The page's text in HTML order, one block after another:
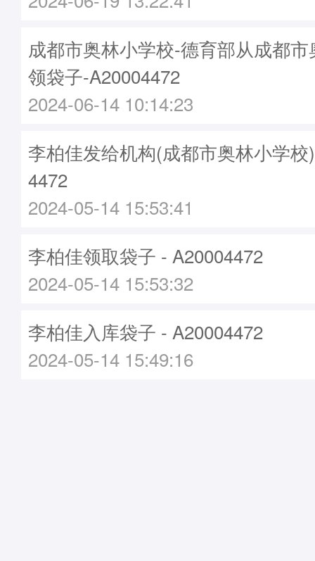
成都市奥林小学校-德育部从成都
领袋子-A20004472
2024-06-14 10:14:23
李柏佳发给机构(成都市奥林小学
4472
2024-05-14 15:53:41
李柏佳领取袋子 - A20004472
2024-05-14 15:53:32
李柏佳入库袋子 - A20004472
2024-05-14 15:49:16